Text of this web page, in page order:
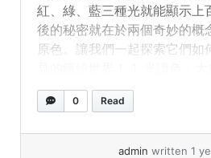
紅、綠、藍三種光就能顯示上
後的秘密就在於兩個奇妙的概
原色。讓我們一起探索它們如
當陽光穿過雨滴或玻璃稜鏡時
虹。這是因為光由許多不同顏
波長為510奈米的光，它會像
0 Read
admin written 1